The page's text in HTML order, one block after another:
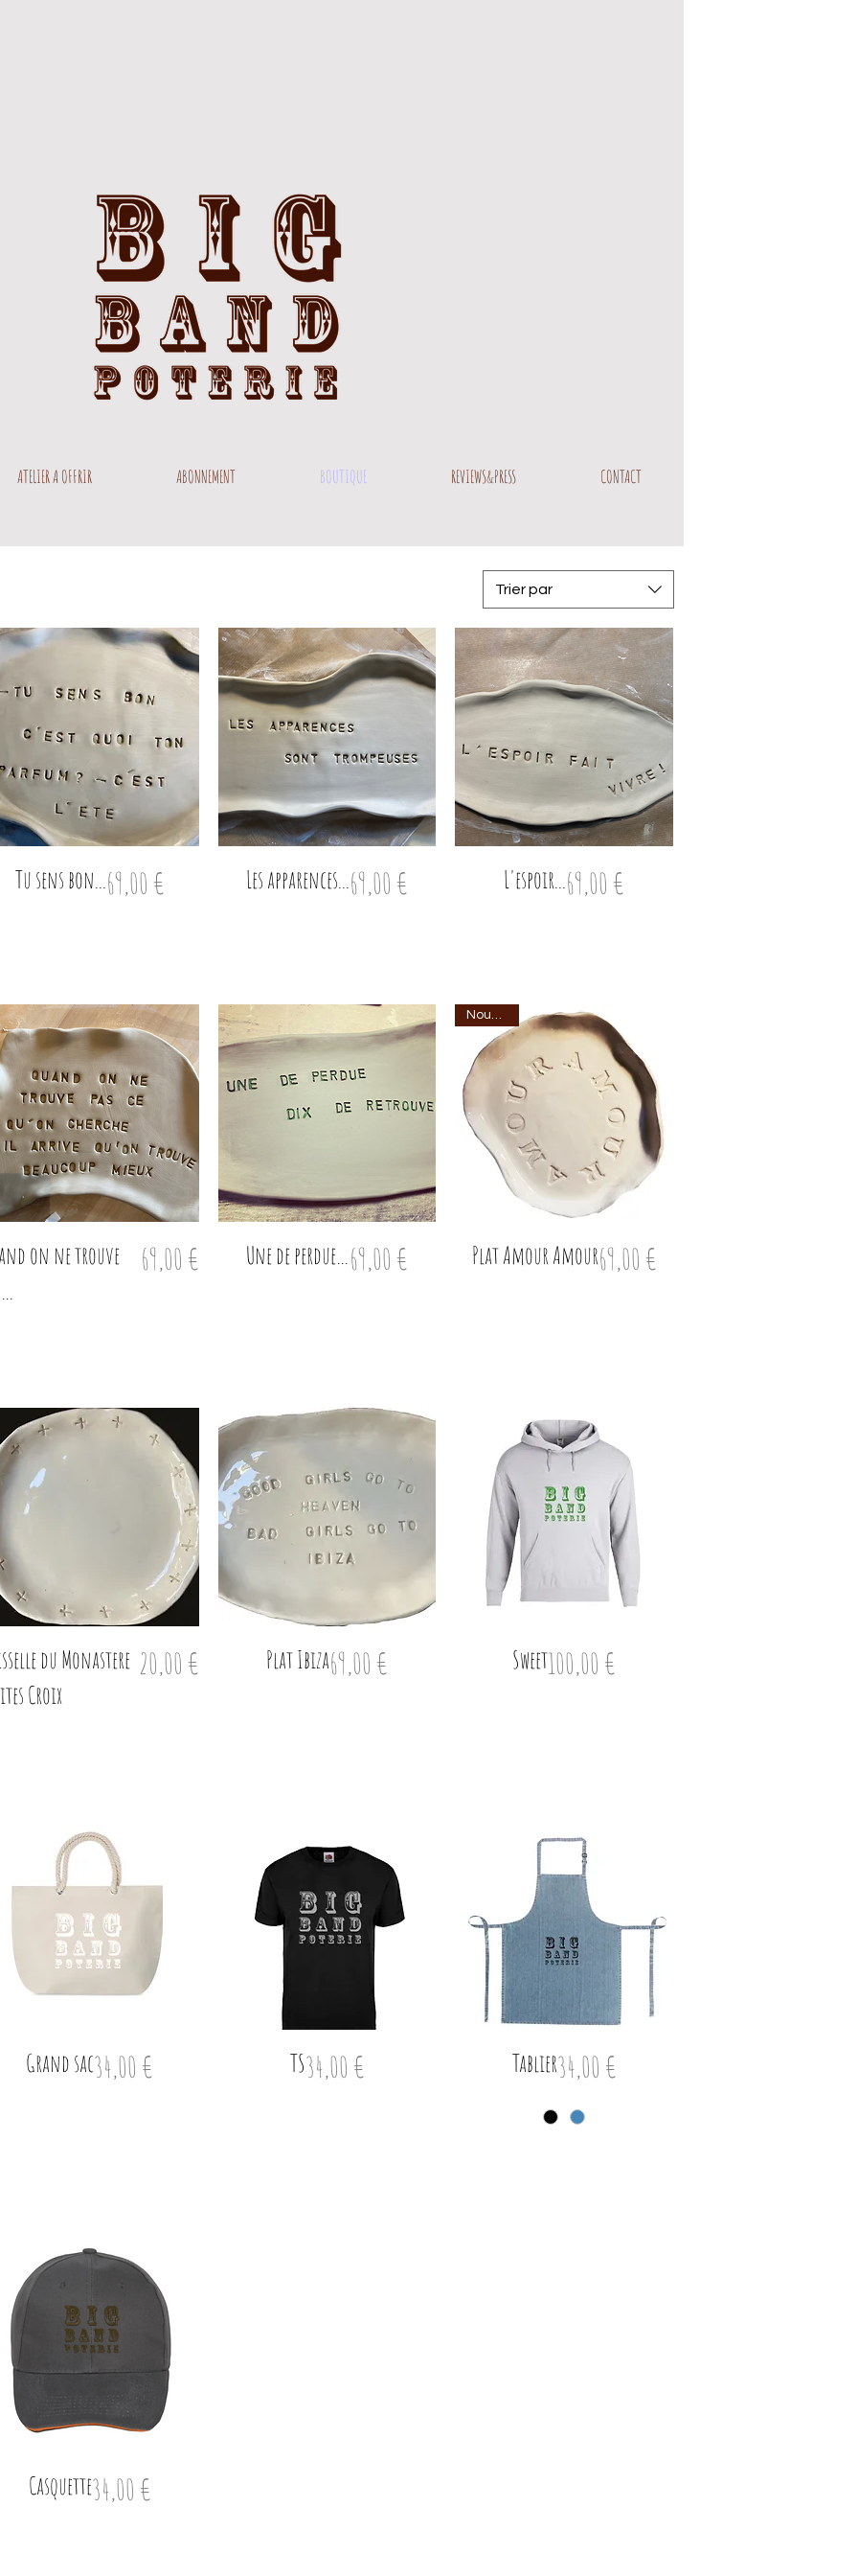
ATELIER A OFFRIR ABONNEMENT BOUTIQUE REVIEWS&PRESS CONTACT
Trier par
Tu sens bon... Prix
69,00 € Les apparences... Prix
69,00 € L'espoir... Prix
69,00 €
on ne trouve
Prix
69,00 € Une de perdue… Prix
69,00 € Plat Amour Amour Prix
69,00 €
du Monastere
Croix
Prix
20,00 € Plat Ibiza Prix
69,00 € Sweet Prix
100,00 €
Grand sac Prix
34,00 € TS Prix
34,00 € Tablier Prix
34,00 €
Casquette Prix
34,00 €